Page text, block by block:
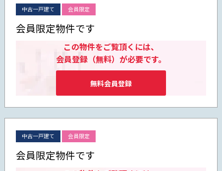
中古一戸建て 会員限定
会員限定物件です
この物件をご覧頂くには、
会員登録（無料）が必要です。
無料会員登録
中古一戸建て 会員限定
会員限定物件です